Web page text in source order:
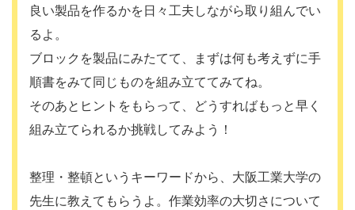
良い製品を作るかを日々工夫しながら取り組んでい
るよ。
ブロックを製品にみたてて、まずは何も考えずに手
順書をみて同じものを組み立ててみてね。
そのあとヒントをもらって、どうすればもっと早く
組み立てられるか挑戦してみよう！
整理・整頓というキーワードから、大阪工業大学の
先生に教えてもらうよ。作業効率の大切さについて